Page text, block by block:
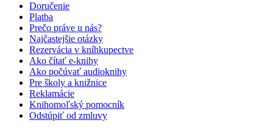
Doručenie
Platba
Prečo práve u nás?
Najčastejšie otázky
Rezervácia v kníhkupectve
Ako čítať e-knihy
Ako počúvať audioknihy
Pre školy a knižnice
Reklamácie
Knihomoľský pomocník
Odstúpiť od zmluvy